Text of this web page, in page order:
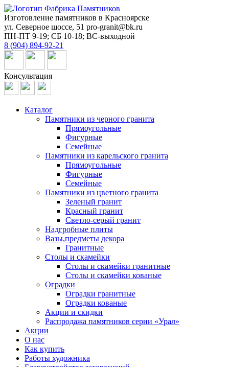
Изготовление памятников в Красноярске
ул. Северное шоссе, 51 pro-granit@bk.ru
ПН-ПТ 9-19; СБ 10-18; ВС-выходной
8 (904) 894-92-21
Консультация
Каталог
Памятники из черного гранита
Прямоугольные
Фигурные
Семейные
Памятники из карельского гранита
Прямоугольные
Фигурные
Семейные
Памятники из цветного гранита
Зеленый гранит
Красный гранит
Светло-серый гранит
Надгробные плиты
Вазы,предметы декора
Гранитные
Столы и скамейки
Столы и скамейки гранитные
Столы и скамейки кованые
Оградки
Оградки гранитные
Оградки кованые
Акции и скидки
Распродажа памятников серии «Урал»
Акции
О нас
Как купить
Работы художника